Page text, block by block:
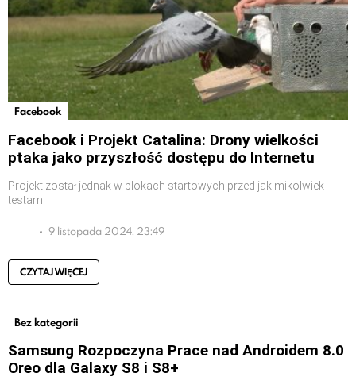
Facebook
Facebook i Projekt Catalina: Drony wielkości
ptaka jako przyszłość dostępu do Internetu
Projekt został jednak w blokach startowych przed jakimikolwiek
testami
9 listopada 2024, 23:49
CZYTAJ WIĘCEJ
Bez kategorii
Samsung Rozpoczyna Prace nad Androidem 8.0
Oreo dla Galaxy S8 i S8+